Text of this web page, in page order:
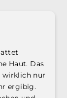
Haut. Das
wirklich nur
ergibig.